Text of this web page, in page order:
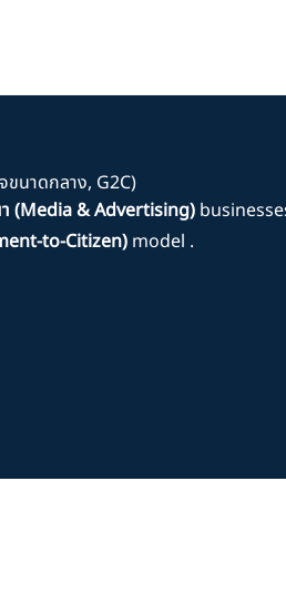
นาดกลาง, G2C)
(Media & Advertising)
to-Citizen)model .